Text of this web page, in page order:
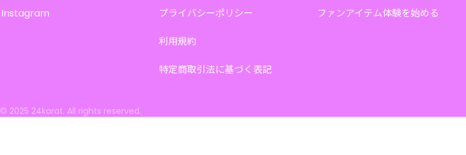
Instagram プライバシーポリシー
利用規約
特定商取引法に基づく表記
ファンアイテム体験を始める
© 2025 24karat. All rights reserved.